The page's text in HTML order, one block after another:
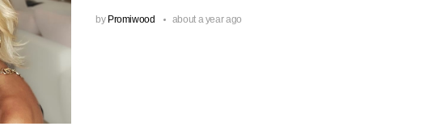
by Promiwood about a year ago